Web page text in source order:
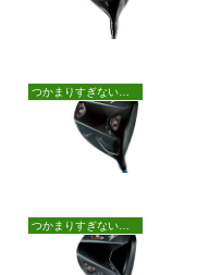
つかまりすぎないドライバー
つかまりすぎないドライバー